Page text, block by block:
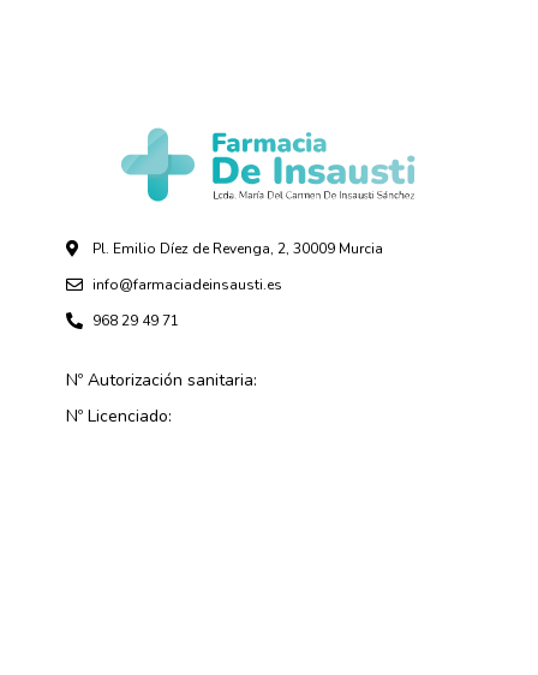
Pl. Emilio Díez de Revenga, 2, 30009 Murcia
info@farmaciadeinsausti.es
968 29 49 71
Nº Autorización sanitaria:
Nº Licenciado: